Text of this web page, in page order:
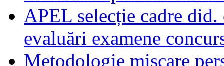
APEL selecție cadre
evaluări examene
Metodologie mișcare